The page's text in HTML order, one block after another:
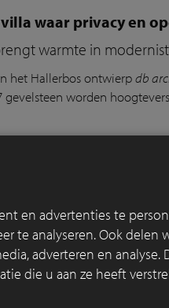
waar privacy en
warmte in
het Hallerbosontwierpdb
gevelsteen worden
kust en
verharding mensen
en publieke ruimte
een zwakke schakel
en advertenties te
te analyseren. Ook
adverteren en
die u aan ze heeft